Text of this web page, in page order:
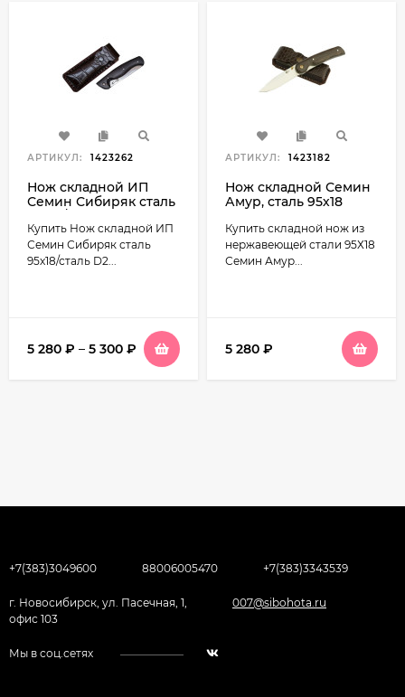
АРТИКУЛ: 1423262
Нож складной ИП
Семин Сибиряк сталь
Купить Нож складной ИП
Семин Сибиряк сталь
95х18/сталь D2...
5 280 ₽ – 5 300 ₽
АРТИКУЛ: 1423182
Нож складной Семин
Амур, сталь 95х18
Купить складной нож из
нержавеющей стали 95Х18
Семин Амур...
5 280 ₽
+7(383)3049600 88006005470 +7(383)3343539
г. Новосибирск, ул. Пасечная, 1,
офис 103
007@sibohota.ru
Мы в соц.сетях